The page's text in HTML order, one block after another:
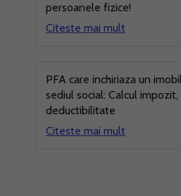
persoanele fizice!
Citeste mai mult
PFA care inchiriaza un
sediul social: Calcul
deductibilitate
Citeste mai mult